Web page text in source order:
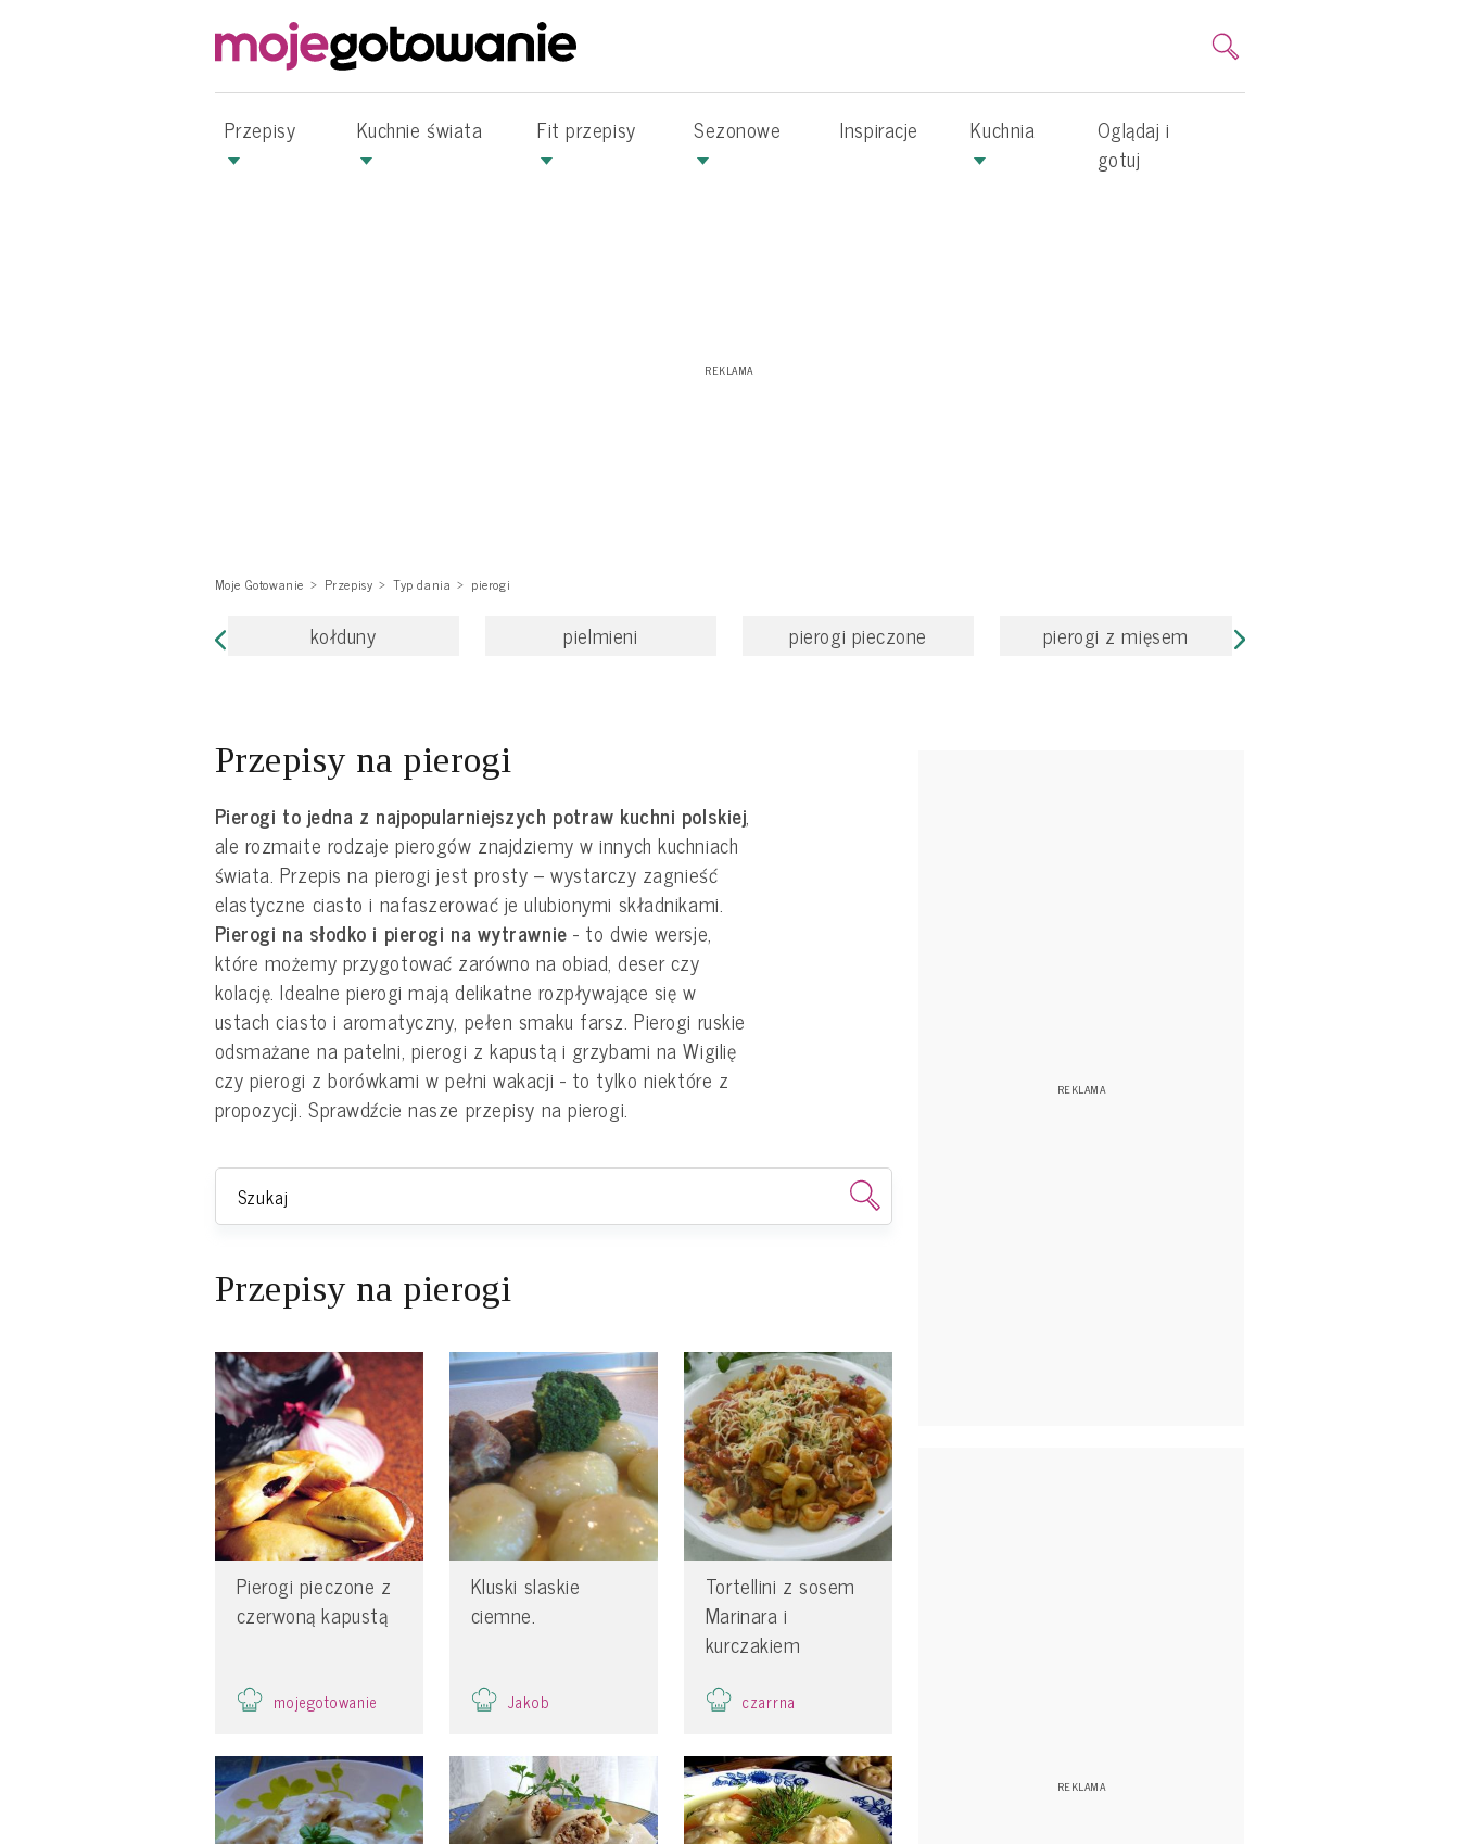
Przepisy Kuchnie świata Fit przepisy Sezonowe Inspiracje Kuchnia
Oglądaj i
gotuj
Moje Gotowanie Przepisy Typ dania pierogi
kołduny pielmieni pierogi pieczone pierogi z mięsem
Przepisy na pierogi
Pierogi to jedna z najpopularniejszych potraw kuchni polskiej,
ale rozmaite rodzaje pierogów znajdziemy w innych kuchniach
świata. Przepis na pierogi jest prosty – wystarczy zagnieść
elastyczne ciasto i nafaszerować je ulubionymi składnikami.
Pierogi na słodko i pierogi na wytrawnie - to dwie wersje,
które możemy przygotować zarówno na obiad, deser czy
kolację. Idealne pierogi mają delikatne rozpływające się w
ustach ciasto i aromatyczny, pełen smaku farsz.Pierogi ruskie
odsmażane na patelni, pierogi z kapustą i grzybami na Wigilię
czy pierogi z borówkami w pełni wakacji - to tylko niektóre z
propozycji. Sprawdźcie nasze przepisy napierogi.
Przepisy na pierogi
Pierogi pieczone z
czerwoną kapustą
mojegotowanie
Kluski slaskie
ciemne.
Jakob
Tortellini z sosem
Marinara i
kurczakiem
czarrna